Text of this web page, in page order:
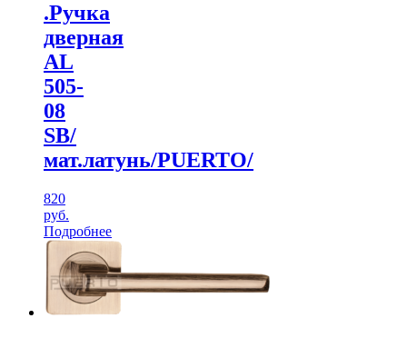
.Ручка
дверная
AL
505-
08
SB/
мат.латунь/PUERTO/
820
руб.
Подробнее